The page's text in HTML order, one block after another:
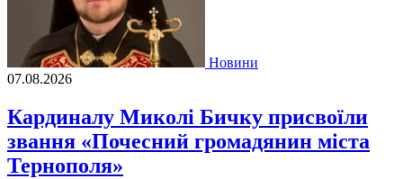
Новини
07.08.2026
Кардиналу Миколі Бичку присвоїли
звання «Почесний громадянин міста
Тернополя»